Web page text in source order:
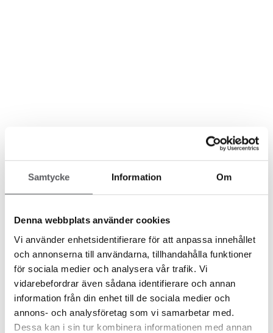
Samtycke Information Om
Denna webbplats använder cookies
Vi använder enhetsidentifierare för att anpassa innehållet
och annonserna till användarna, tillhandahålla funktioner
för sociala medier och analysera vår trafik. Vi
vidarebefordrar även sådana identifierare och annan
information från din enhet till de sociala medier och
annons- och analysföretag som vi samarbetar med.
Dessa kan i sin tur kombinera informationen med annan
Livet i en Fiskarhedenvilla